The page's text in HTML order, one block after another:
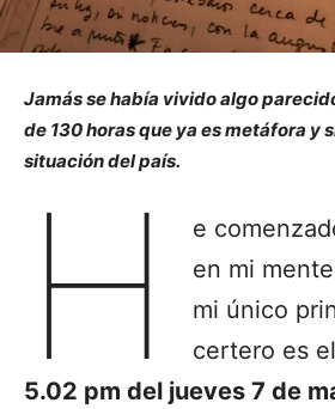
Jamás se había vivido algo
de 130 horas que ya es metáfora y
situación del país.
H
e
en mi
mi único
certero es
5.02 pm del jueves 7 de